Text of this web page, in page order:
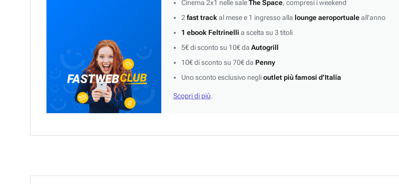
Cinema 2x1 nelle saleThe Space, compresi i weekend
2 fast track al mese e 1 ingresso alla lounge aeroportualeall’anno
1 ebook Feltrinelli a scelta su 3 titoli
5€ di sconto su 10€ da Autogrill
10€ di sconto su 70€ da Penny
Uno sconto esclusivo neglioutlet più famosi d’Italia
Scopri di più.